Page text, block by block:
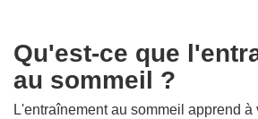
Qu'est-ce que
au sommeil ?
L'entraînement au sommeil apprend à